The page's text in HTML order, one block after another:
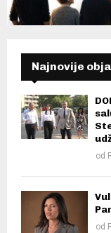
Najnovije
od
od